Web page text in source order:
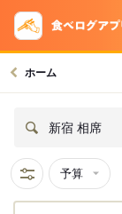
ホーム
新宿 相席
予算